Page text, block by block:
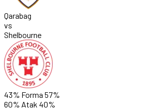
Qarabag
vs
Shelbourne
43% Forma 57%
60% Atak 40%